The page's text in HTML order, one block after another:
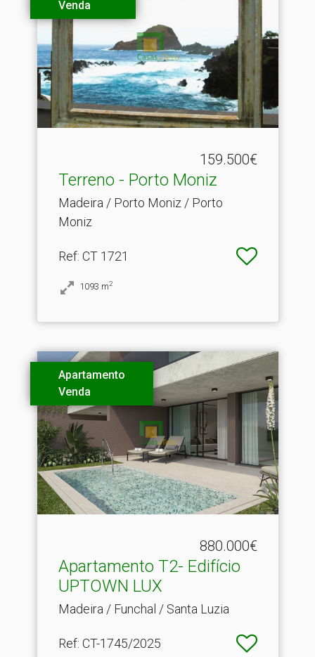
Venda
159.500€
Terreno - Porto Moniz
Madeira / Porto Moniz / Porto
Moniz
Ref: CT 1721
1093 m2
Apartamento
Venda
880.000€
Apartamento T2- Edifício
UPTOWN LUX
Madeira / Funchal / Santa Luzia
Ref: CT-1745/2025